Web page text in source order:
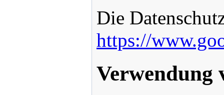
Die
https://
Verwendung